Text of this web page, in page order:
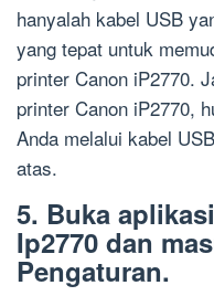
hanyalah kabel USB
yang tepat untuk
printer Canon iP2770.
printer Canon iP2770,
Anda melalui kabel
atas.
5. Buka
Ip2770 dan
Pengaturan.